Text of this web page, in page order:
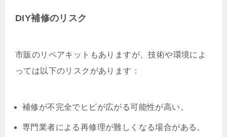
DIY補修のリスク
市販のリペアキットもありますが、技術や環境によ
っては以下のリスクがあります：
補修が不完全でヒビが広がる可能性が高い。
専門業者による再修理が難しくなる場合がある。